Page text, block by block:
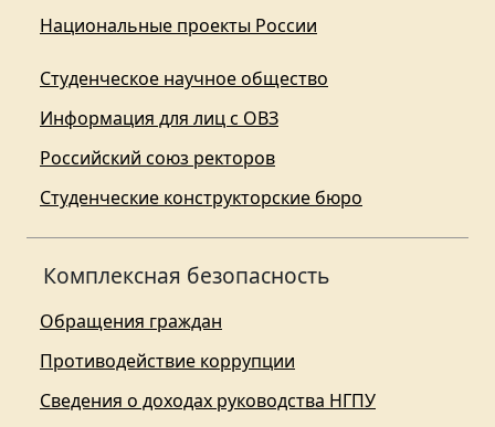
Национальные проекты России
Студенческое научное общество
Информация для лиц с ОВЗ
Российский союз ректоров
Студенческие конструкторские бюро
Комплексная безопасность
Обращения граждан
Противодействие коррупции
Сведения о доходах руководства НГПУ